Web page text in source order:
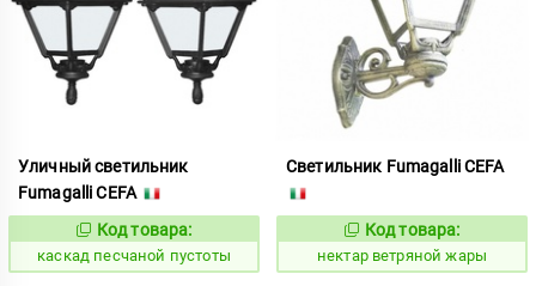
Уличный светильник
Fumagalli CEFA
Код:
634074
Код товара:
каскад песчаной пустоты
Светильник Fumagalli CEFA
Код:
1126400
Код товара:
нектар ветряной жары